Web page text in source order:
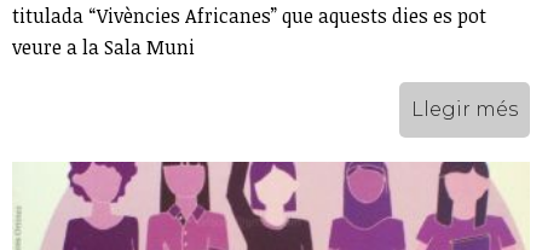
titulada “Vivències Africanes” que aquests dies es pot
veure a la Sala Muni
Llegir més